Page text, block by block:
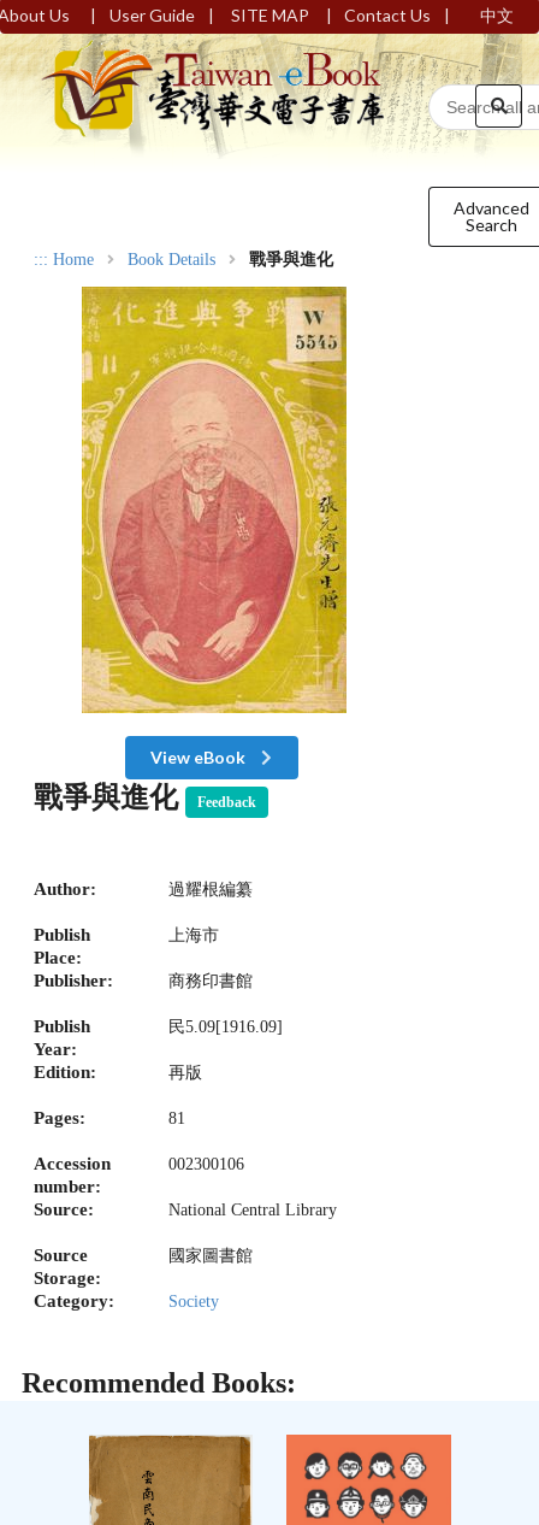
Us | User Guide | SITE MAP | Contact Us | 中文
Advanced
Search
::: Home Book Details 戰爭與進化
View eBook
戰爭與進化 Feedback
Author: 過耀根編纂
Publish
Place:
上海市
Publisher: 商務印書館
Publish
Year:
民5.09[1916.09]
Edition: 再版
Pages: 81
Accession
number:
002300106
Source: National Central Library
Source
Storage:
國家圖書館
Category: Society
Recommended Books: